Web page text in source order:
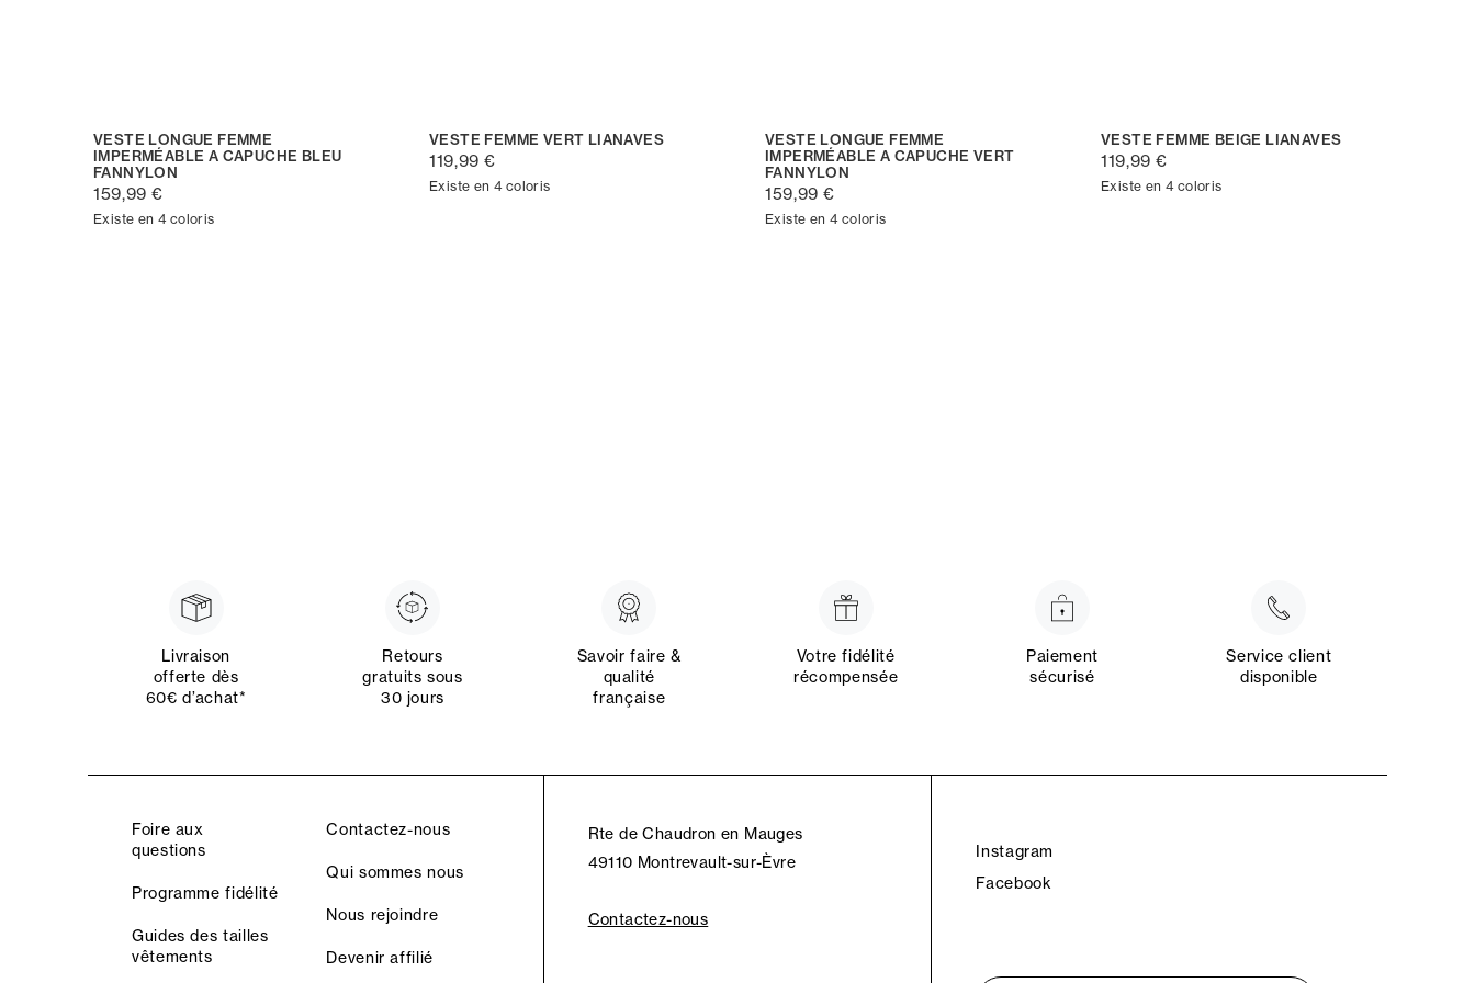
VESTE LONGUE FEMME
IMPERMÉABLE A CAPUCHE BLEU
FANNYLON
159,99 €
Existe en 4 coloris
VESTE FEMME VERT LIANAVES
119,99 €
Existe en 4 coloris
VESTE LONGUE FEMME
IMPERMÉABLE A CAPUCHE VERT
FANNYLON
159,99 €
Existe en 4 coloris
VESTE FEMME BEIGE LIANAVES
119,99 €
Existe en 4 coloris
Livraison
offerte dès
60€ d’achat*
Retours
gratuits sous
30 jours
Savoir faire &
qualité
française
Votre fidélité
récompensée
Paiement
sécurisé
Service client
disponible
Foire aux
questions
Programme fidélité
Guides des tailles
vêtements
Contactez-nous
Qui sommes nous
Nous rejoindre
Devenir affilié
Rte de Chaudron en Mauges
49110 Montrevault-sur-Èvre
Contactez-nous
Instagram
Facebook